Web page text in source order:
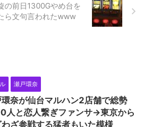
の前日1300Gやめ台を
ら文句言われたwww
瀬戸環奈
奈が仙台マルハン2店舗で総勢
人と恋人繋ぎファンサ→東京から
ざ参戦する猛者もいた模様